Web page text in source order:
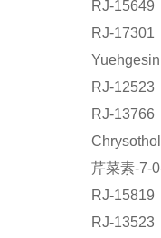
RJ-
RJ-
RJ-
RJ-
芹菜素-7-
RJ-
RJ-